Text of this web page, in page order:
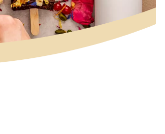
Click to rate.